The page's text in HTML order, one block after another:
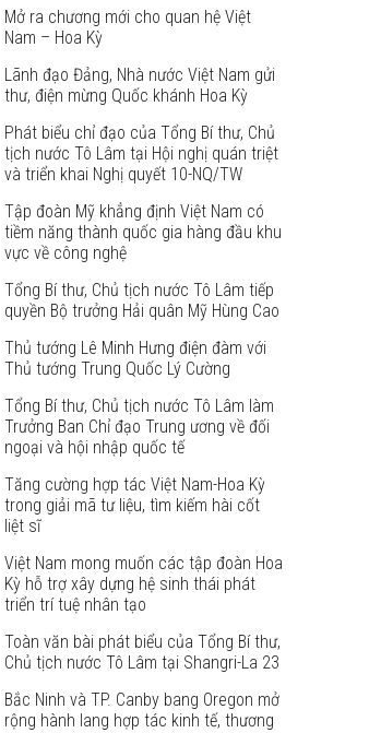
Mở ra chương mới cho quan hệ Việt
Nam – Hoa Kỳ
Lãnh đạo Đảng, Nhà nước Việt Nam gửi
thư, điện mừng Quốc khánh Hoa Kỳ
Phát biểu chỉ đạo của Tổng Bí thư, Chủ
tịch nước Tô Lâm tại Hội nghị quán triệt
và triển khai Nghị quyết 10-NQ/TW
Tập đoàn Mỹ khẳng định Việt Nam có
tiềm năng thành quốc gia hàng đầu khu
vực về công nghệ
Tổng Bí thư, Chủ tịch nước Tô Lâm tiếp
quyền Bộ trưởng Hải quân Mỹ Hùng Cao
Thủ tướng Lê Minh Hưng điện đàm với
Thủ tướng Trung Quốc Lý Cường
Tổng Bí thư, Chủ tịch nước Tô Lâm làm
Trưởng Ban Chỉ đạo Trung ương về đối
ngoại và hội nhập quốc tế
Tăng cường hợp tác Việt Nam-Hoa Kỳ
trong giải mã tư liệu, tìm kiếm hài cốt
liệt sĩ
Việt Nam mong muốn các tập đoàn Hoa
Kỳ hỗ trợ xây dựng hệ sinh thái phát
triển trí tuệ nhân tạo
Toàn văn bài phát biểu của Tổng Bí thư,
Chủ tịch nước Tô Lâm tại Shangri-La 23
Bắc Ninh và TP. Canby bang Oregon mở
rộng hành lang hợp tác kinh tế, thương